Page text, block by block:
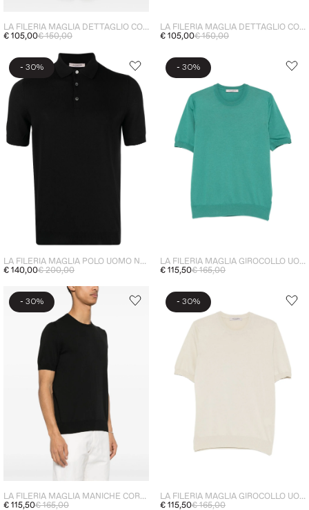
LA FILERIA MAGLIA DETTAGLIO COSTE UOMO NERO
€ 105,00€ 150,00
LA FILERIA MAGLIA DETTAGLIO COSTE UOMO VERDE
€ 105,00€ 150,00
- 30%
LA FILERIA MAGLIA POLO UOMO NERO
€ 140,00€ 200,00
- 30%
LA FILERIA MAGLIA GIROCOLLO UOMO VERDE
€ 115,50€ 165,00
- 30%
LA FILERIA MAGLIA MANICHE CORTE UOMO NERO
€ 115,50€ 165,00
- 30%
LA FILERIA MAGLIA GIROCOLLO UOMO CREMA
€ 115,50€ 165,00